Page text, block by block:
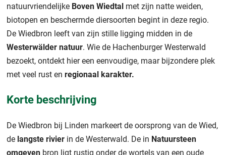
natuurvriendelijke Boven Wiedtal met zijn natte weiden,
biotopen en beschermde diersoorten begint in deze regio.
De Wiedbron leeft van zijn stille ligging midden in de
Westerwälder natuur. Wie de Hachenburger Westerwald
bezoekt, ontdekt hier een eenvoudige, maar bijzondere plek
met veel rust en regionaal karakter.
Korte beschrijving
De Wiedbron bij Linden markeert de oorsprong van de Wied,
de langste rivier in de Westerwald. De in Natuursteen
omgeven bron ligt rustig onder de wortels van een oude